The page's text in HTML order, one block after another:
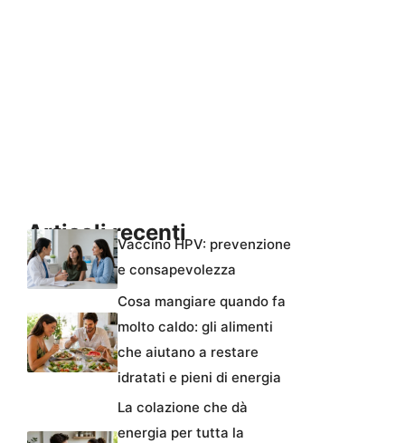
Articoli recentiVaccino HPV: prevenzione
e consapevolezza
Cosa mangiare quando fa
molto caldo: gli alimenti
che aiutano a restare
idratati e pieni di energia
La colazione che dà
energia per tutta la